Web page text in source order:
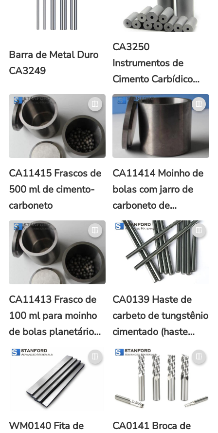
Barra de Metal Duro
CA3249
CA3250
Instrumentos de
Cimento Carbídico
para Conformação a
Fria
CA11415 Frascos de
500 ml de cimento-
carboneto
CA11414 Moinho de
bolas com jarro de
carboneto de
tungstênio
CA11413 Frasco de
100 ml para moinho
de bolas planetário
de carboneto de
tungstênio
CA0139 Haste de
carbeto de tungstênio
cimentado (haste
WC)
WM0140 Fita de
CA0141 Broca de